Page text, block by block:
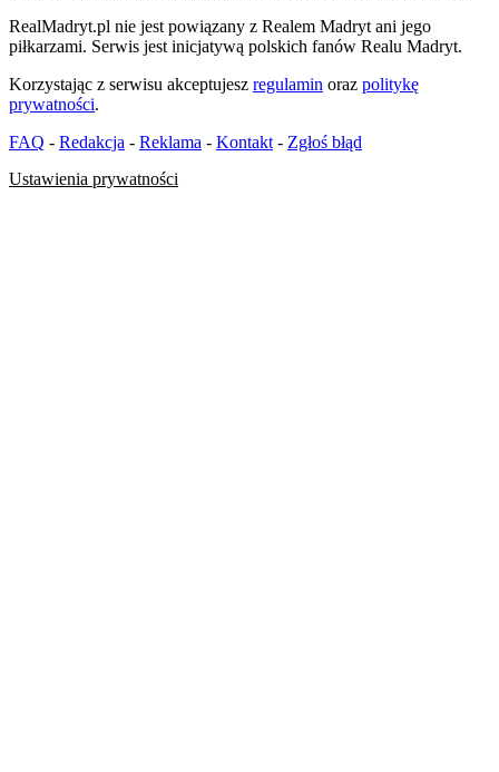
RealMadryt.pl nie jest powiązany z Realem Madryt ani jego
piłkarzami. Serwis jest inicjatywą polskich fanów Realu Madryt.
Korzystając z serwisu akceptujesz regulamin oraz politykę
prywatności.
FAQ - Redakcja - Reklama - Kontakt - Zgłoś błąd
Ustawienia prywatności